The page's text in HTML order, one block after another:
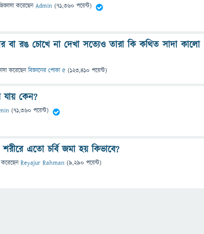
করেছেনAdmin (71,360 পয়েন্ট)
রঙ চোখে না দেখা সত্যেও তারা কি কথিত সাদা কালো
করেছেনবিজ্ঞানের পোকা ৫ (123,410 পয়েন্ট)
কেন?
(71,360 পয়েন্ট)
এতো চর্বি জমা হয় কিভাবে?
করেছেনReyajur Rahman (9,290 পয়েন্ট)